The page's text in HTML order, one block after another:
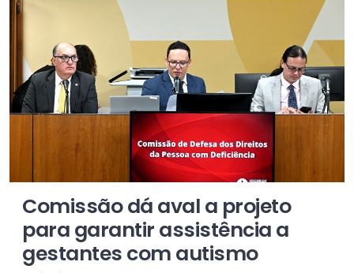
Comissão dá aval a projeto
para garantir assistência a
gestantes com autismo